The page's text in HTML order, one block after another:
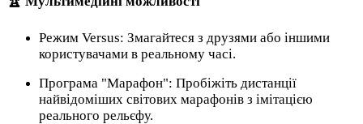
Режим Versus: Змагайтеся з друзями або іншими
користувачами в реальному часі.
Програма "Марафон": Пробіжіть дистанції
найвідоміших світових марафонів з імітацією
реального рельєфу.